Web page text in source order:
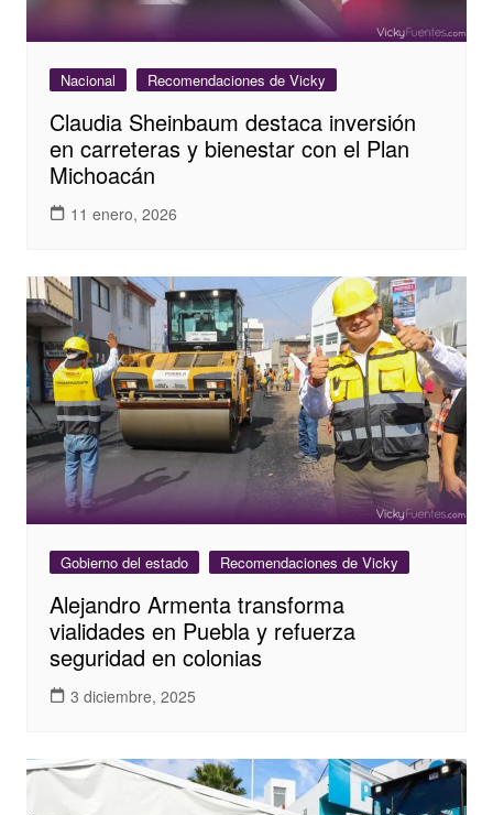
Nacional Recomendaciones de Vicky
Claudia Sheinbaum destaca inversión
en carreteras y bienestar con el Plan
Michoacán
11 enero, 2026
Gobierno del estado Recomendaciones de Vicky
Alejandro Armenta transforma
vialidades en Puebla y refuerza
seguridad en colonias
3 diciembre, 2025